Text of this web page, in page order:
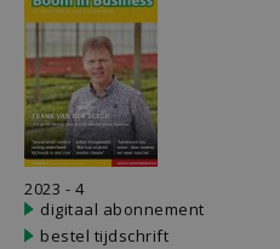
2023 - 4
digitaal abonnement
bestel tijdschrift